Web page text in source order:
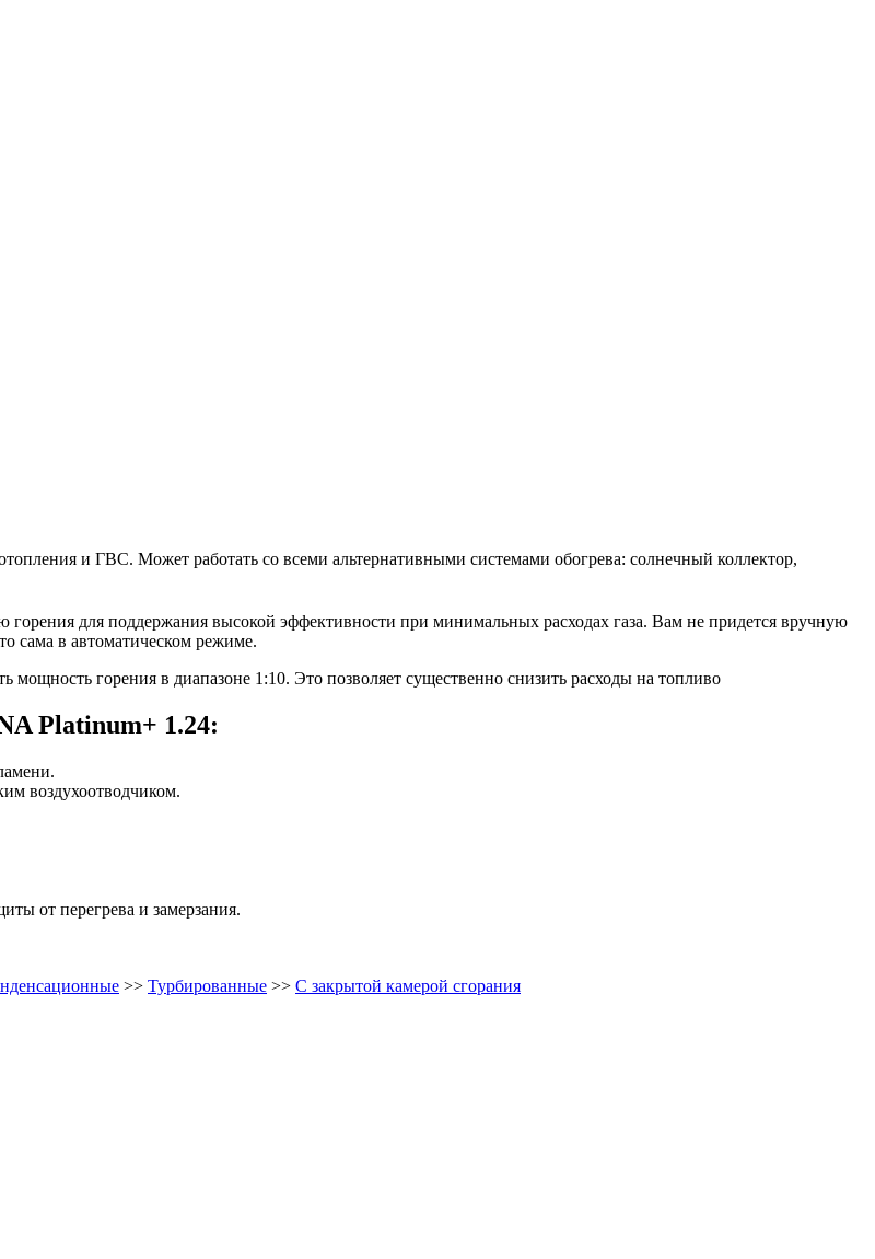
и ГВС. Может работать со всеми альтернативными системами обогрева: солнечный коллектор,
для поддержания высокой эффективности при минимальных расходах газа. Вам не придется вручную
сама в автоматическом режиме.
горения в диапазоне 1:10. Это позволяет существенно снизить расходы на топливо
Platinum+ 1.24:
воздухоотводчиком.
от перегрева и замерзания.
>> Турбированные >> С закрытой камерой сгорания